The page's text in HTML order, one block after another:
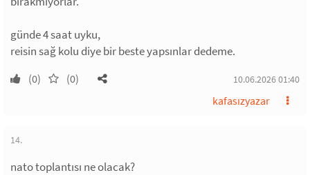
günde 4 saat uyku,
reisin sağ kolu diye bir beste yapsınlar dedeme.
(0) (0) 10.06.2026 01:40
kafasızyazar
14.
nato toplantısı ne olacak?